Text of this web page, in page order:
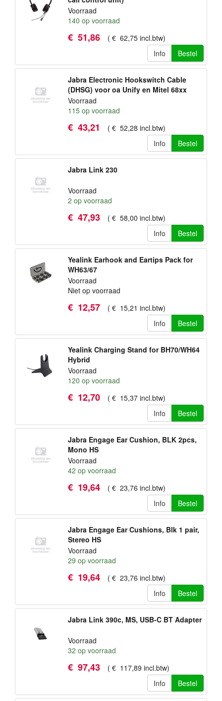
Voorraad
140 op voorraad
€ 51,86 ( € 62,75 incl.btw)
Info
Bestel
Jabra Electronic Hookswitch Cable
(DHSG) voor oa Unify en Mitel 68xx
Voorraad
115 op voorraad
€ 43,21 ( € 52,28 incl.btw)
Info
Bestel
Jabra Link 230
Voorraad
2 op voorraad
€ 47,93 ( € 58,00 incl.btw)
Info
Bestel
Yealink Earhook and Eartips Pack for
WH63/67
Voorraad
Niet op voorraad
€ 12,57 ( € 15,21 incl.btw)
Info
Bestel
Yealink Charging Stand for BH70/WH64
Hybrid
Voorraad
120 op voorraad
€ 12,70 ( € 15,37 incl.btw)
Info
Bestel
Jabra Engage Ear Cushion, BLK 2pcs,
Mono HS
Voorraad
42 op voorraad
€ 19,64 ( € 23,76 incl.btw)
Info
Bestel
Jabra Engage Ear Cushions, Blk 1 pair,
Stereo HS
Voorraad
29 op voorraad
€ 19,64 ( € 23,76 incl.btw)
Info
Bestel
Jabra Link 390c, MS, USB-C BT Adapter
Voorraad
32 op voorraad
€ 97,43 ( € 117,89 incl.btw)
Info
Bestel